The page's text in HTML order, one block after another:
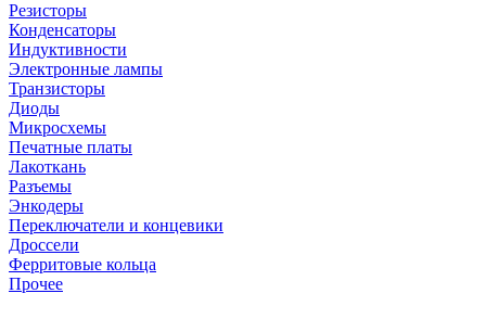
Резисторы
Конденсаторы
Индуктивности
Электронные лампы
Транзисторы
Диоды
Микросхемы
Печатные платы
Лакоткань
Разъемы
Энкодеры
Переключатели и концевики
Дроссели
Ферритовые кольца
Прочее